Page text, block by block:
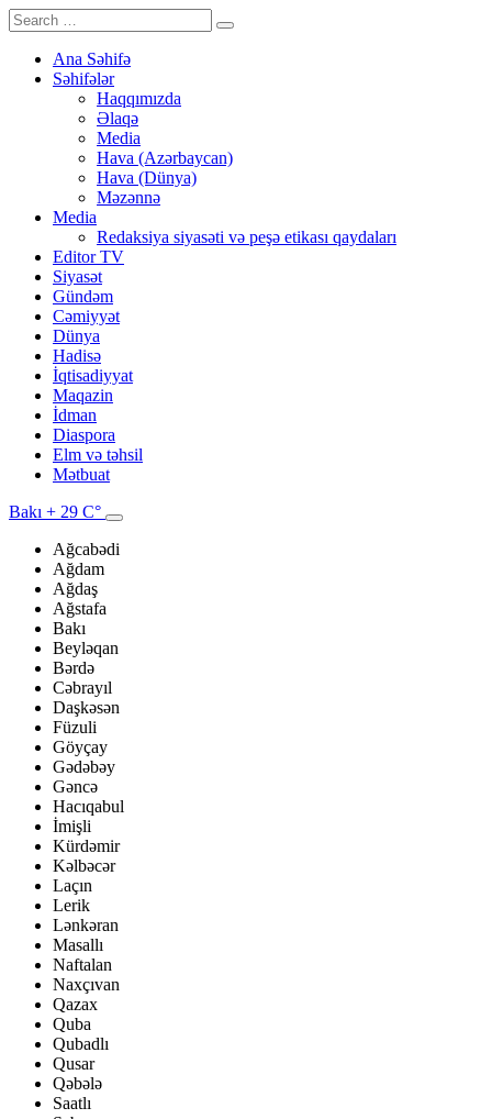
Ana Səhifə
Səhifələr
Haqqımızda
Əlaqə
Media
Hava (Azərbaycan)
Hava (Dünya)
Məzənnə
Media
Redaksiya siyasəti və peşə etikası qaydaları
Editor TV
Siyasət
Gündəm
Cəmiyyət
Dünya
Hadisə
İqtisadiyyat
Maqazin
İdman
Diaspora
Elm və təhsil
Mətbuat
Bakı + 29 C°
Ağcabədi
Ağdam
Ağdaş
Ağstafa
Bakı
Beyləqan
Bərdə
Cəbrayıl
Daşkəsən
Füzuli
Göyçay
Gədəbəy
Gəncə
Hacıqabul
İmişli
Kürdəmir
Kəlbəcər
Laçın
Lerik
Lənkəran
Masallı
Naftalan
Naxçıvan
Qazax
Quba
Qubadlı
Qusar
Qəbələ
Saatlı